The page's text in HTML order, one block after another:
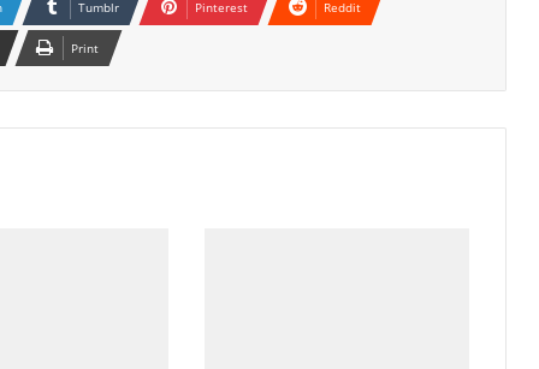
Tumblr Pinterest Reddit
Print